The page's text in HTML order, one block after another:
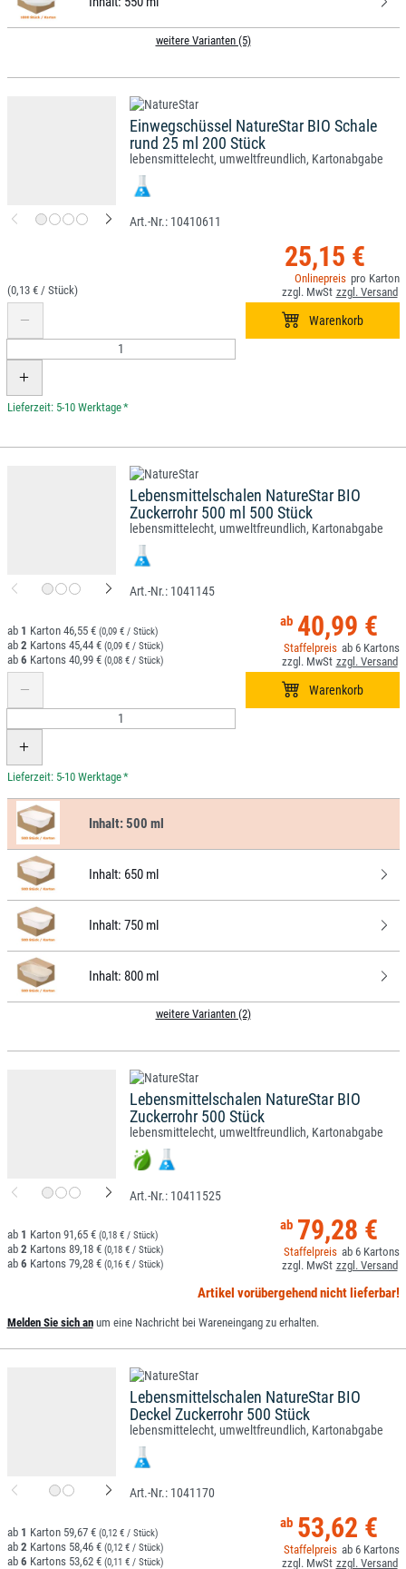
weitere Varianten (5)
Einwegschüssel NatureStar BIO Schale
rund 25 ml 200 Stück
lebensmittelecht, umweltfreundlich, Kartonabgabe
10410611
25,15 €
(0,13 € / )
*
Lebensmittelschalen NatureStar BIO
Zuckerrohr 500 ml 500 Stück
lebensmittelecht, umweltfreundlich, Kartonabgabe
1041145
40,99 €
6
1 46,55 € (0,09 € / Stück)
2 45,44 € (0,09 € / Stück)
6 40,99 € (0,08 € / Stück)
*
Inhalt:500 ml
Inhalt: 650 ml
Inhalt: 750 ml
Inhalt: 800 ml
weitere Varianten (2)
Lebensmittelschalen NatureStar BIO
Zuckerrohr 500 Stück
lebensmittelecht, umweltfreundlich, Kartonabgabe
10411525
79,28 €
6
1 91,65 € (0,18 € / Stück)
2 89,18 € (0,18 € / Stück)
6 79,28 € (0,16 € / Stück)
Artikel vorübergehend nicht lieferbar!
Melden Sie sich anum eine Nachricht bei Wareneingang zu erhalten.
Lebensmittelschalen NatureStar BIO
Deckel Zuckerrohr 500 Stück
lebensmittelecht, umweltfreundlich, Kartonabgabe
1041170
53,62 €
6
1 59,67 € (0,12 € / Stück)
2 58,46 € (0,12 € / Stück)
6 53,62 € (0,11 € / Stück)